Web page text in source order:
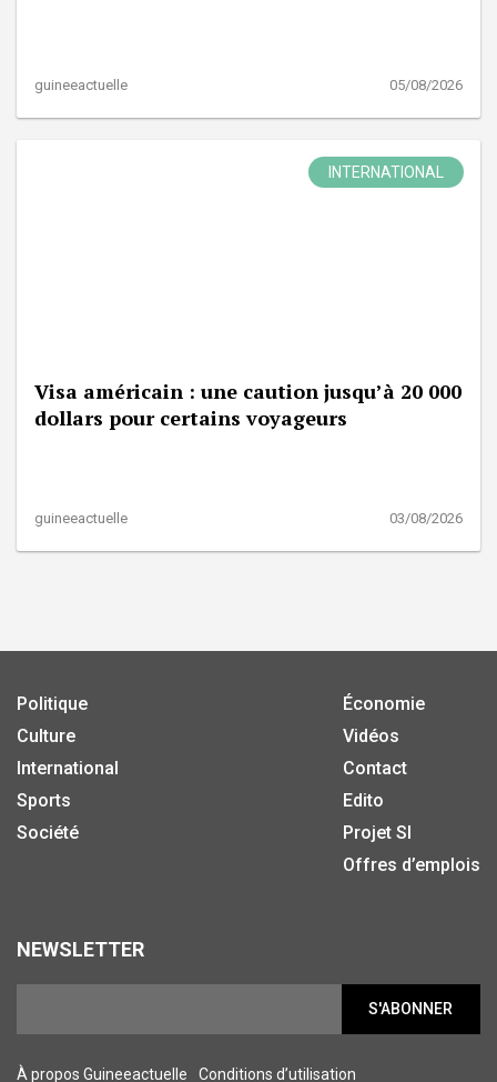
guineeactuelle 05/08/2026
INTERNATIONAL
Visa américain : une caution jusqu’à 20 000
dollars pour certains voyageurs
guineeactuelle 03/08/2026
Politique
Culture
International
Sports
Société
Économie
Vidéos
Contact
Edito
Projet SI
Offres d’emplois
NEWSLETTER
S'ABONNER
À propos Guineeactuelle Conditions d’utilisation